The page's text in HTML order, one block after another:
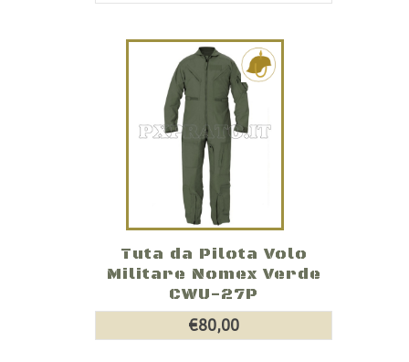
Tuta da Pilota Volo
Militare Nomex Verde
CWU-27P
€80,00